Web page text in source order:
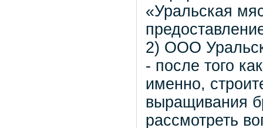
«Уральская
2) ООО
- после того
именно,
выращивания
рассмотреть